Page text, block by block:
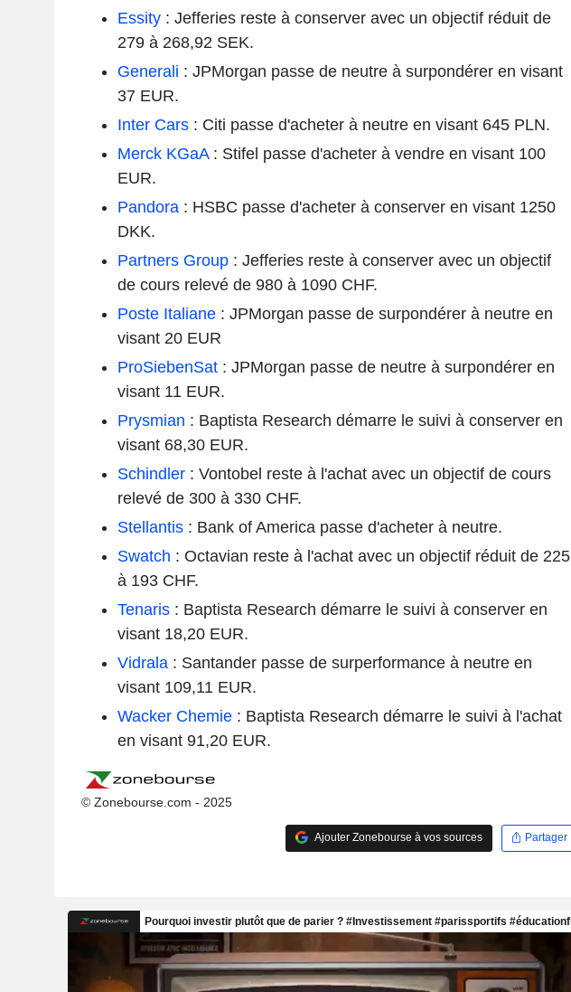
Essity: Jefferies reste à conserver avec un objectif réduit de
279 à 268,92 SEK.
Generali : JPMorgan passe de neutre à surpondérer en visant
37 EUR.
Inter Cars: Citi passe d'acheter à neutre en visant 645 PLN.
Merck KGaA: Stifel passe d'acheter à vendre en visant 100
EUR.
Pandora: HSBC passe d'acheter à conserver en visant 1250
DKK.
Partners Group: Jefferies reste à conserver avec un objectif
de cours relevé de 980 à 1090 CHF.
Poste Italiane: JPMorgan passe de surpondérer à neutre en
visant 20 EUR
ProSiebenSat: JPMorgan passe de neutre à surpondérer en
visant 11 EUR.
Prysmian : Baptista Research démarre le suivi à conserver en
visant 68,30 EUR.
Schindler: Vontobel reste à l'achat avec un objectif de cours
relevé de 300 à 330 CHF.
Stellantis: Bank of America passe d'acheter à neutre.
Swatch : Octavian reste à l'achat avec un objectif réduit de 225
à 193 CHF.
Tenaris: Baptista Research démarre le suivi à conserver en
visant 18,20 EUR.
Vidrala: Santander passe de surperformance à neutre en
visant 109,11 EUR.
Wacker Chemie: Baptista Research démarre le suivi à l'achat
en visant 91,20 EUR.
© Zonebourse.com - 2025
Ajouter Zonebourse à vos sources Partager